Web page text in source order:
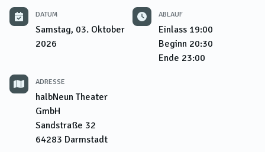
DATUM
Samstag, 03. Oktober
2026
ABLAUF
Einlass 19:00
Beginn 20:30
Ende 23:00
ADRESSE
halbNeun Theater
GmbH
Sandstraße 32
64283 Darmstadt